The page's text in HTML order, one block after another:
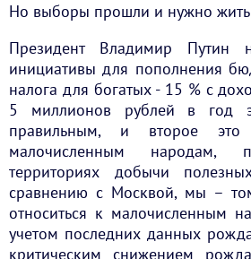
Но выборы прошли и нужно жить
Президент Владимир Путин
инициативы для пополнения
налога для богатых - 15 % с
5 миллионов рублей в год
правильным, и второе это
малочисленным народам,
территориях добычи
сравнению с Москвой, мы –
относиться к малочисленным
учетом последних данных
критическим снижением